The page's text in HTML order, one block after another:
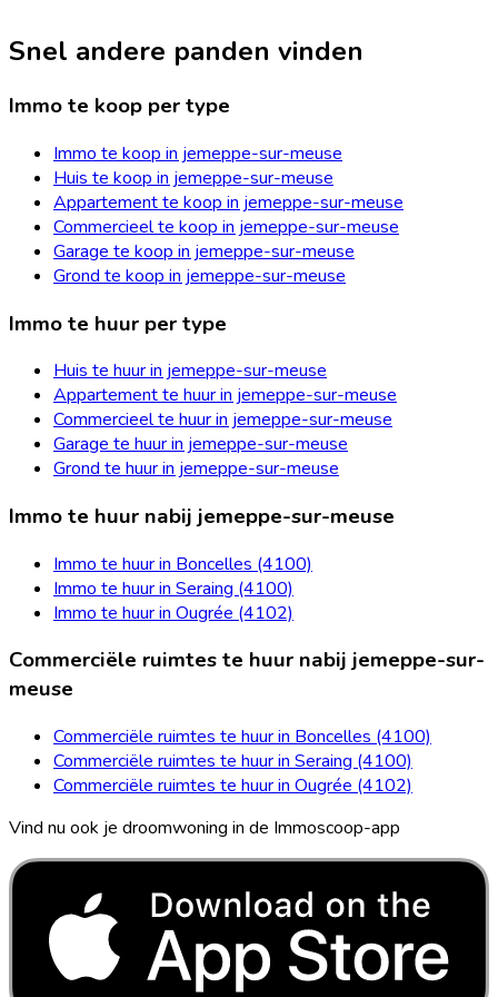
Snel andere panden vinden
Immo te koop per type
Immo te koop in jemeppe-sur-meuse
Huis te koop in jemeppe-sur-meuse
Appartement te koop in jemeppe-sur-meuse
Commercieel te koop in jemeppe-sur-meuse
Garage te koop in jemeppe-sur-meuse
Grond te koop in jemeppe-sur-meuse
Immo te huur per type
Huis te huur in jemeppe-sur-meuse
Appartement te huur in jemeppe-sur-meuse
Commercieel te huur in jemeppe-sur-meuse
Garage te huur in jemeppe-sur-meuse
Grond te huur in jemeppe-sur-meuse
Immo te huur nabij jemeppe-sur-meuse
Immo te huur in Boncelles (4100)
Immo te huur in Seraing (4100)
Immo te huur in Ougrée (4102)
Commerciële ruimtes te huur nabij jemeppe-sur-
meuse
Commerciële ruimtes te huur in Boncelles (4100)
Commerciële ruimtes te huur in Seraing (4100)
Commerciële ruimtes te huur in Ougrée (4102)
Vind nu ook je droomwoning in de Immoscoop-app